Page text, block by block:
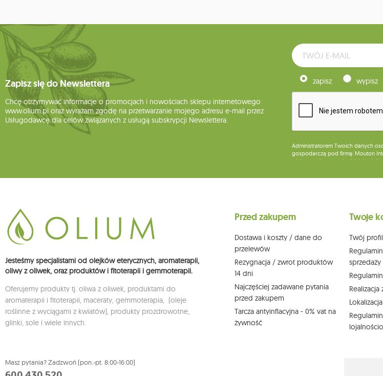
Zapisz się do Newslettera
Chcę otrzymywać informacje o promocjach i nowościach sklepu internetowego
www.olium.pl oraz wyrażam zgodę na przetwarzanie mojego adresu e-mail przez
Usługodawcę dla celów związanych z usługą subskrypcji Newslettera.
zapisz wypisz
Administratorem Twoich danych
gospodarczą pod firmą: Mouton
miejsca wykonywania działalności
Dane będą przetwarzane w celu
działem obsługi klienta Mouton
Jesteśmy specjalistami od olejków eterycznych, aromaterapii,
oliwy z oliwek, oraz produktów i fitoterapii i gemmoterapii.
Oferujemy produkty tj. oliwa z oliwek, produktami do
aromaterapii i fitoterapii, maceraty, gemmoterapia, (oleje
roślinne z wyciągami z kwiatów), produkty prozdrowotne,
glinki, sole i wiele innych.
Masz pytania? Zadzwoń (pon.-pt. 8:00-16:00)
Przed zakupem
Dostawa i koszty / dane do
przelewów
Rezygnacja / zwrot produktów
14 dni
Najczęściej zadawane pytania
przed zakupem
Tarcza antyinflacyjna - 0% vat na
żywność
Twoje
Twój profil